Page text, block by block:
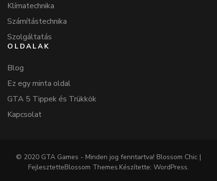
Klímatechnika
Számítástechnika
Szolgáltatás
OLDALAK
Blog
Ez egy minta oldal
GTA 5 Tippek és Trükkök
Kapcsolat
© 2020 GTA Games - Minden jog fenntartva! Blossom Chic |
FejlesztetteBlossom Themes.Készítette: WordPress.